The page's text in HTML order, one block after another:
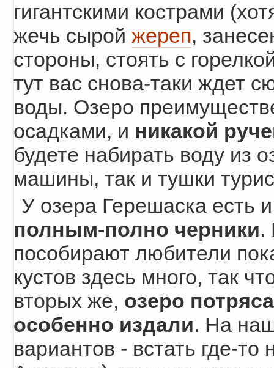
гигантскими кострами
жечь сырой жереп,
стороны, стоять с
тут вас снова-таки ждет
воды. Озеро
осадками, и никакой
будете набирать воду из
машины, так и тушки
У озера Герешаска есть
полным-полно черники.
пособирают любители
кустов здесь много, так
вторых же, озеро
особенно издали. На
вариантов - встать где-